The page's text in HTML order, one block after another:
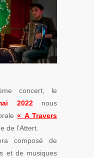
concert, le
2022nous
« A Travers
de l’Attert.
composé de
et de musiques